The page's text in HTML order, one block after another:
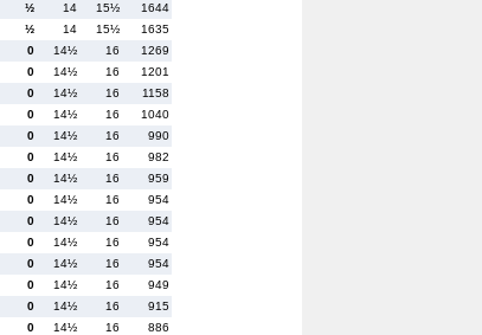
½ 14 15½
1644
½ 14 15½
1635
0 14½ 16
1269
0 14½ 16
1201
0 14½ 16
1158
0 14½ 16
1040
0 14½ 16
990
0 14½ 16
982
0 14½ 16
959
0 14½ 16
954
0 14½ 16
954
0 14½ 16
954
0 14½ 16
954
0 14½ 16
949
0 14½ 16
915
0 14½ 16
886